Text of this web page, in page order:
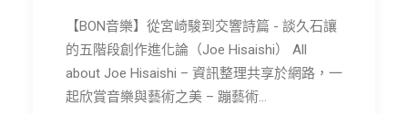
【BON音樂】從宮崎駿到交響詩篇 - 談久石讓
的五階段創作進化論（Joe Hisaishi） All
about Joe Hisaishi – 資訊整理共享於網路，一
起欣賞音樂與藝術之美 – 蹦藝術…